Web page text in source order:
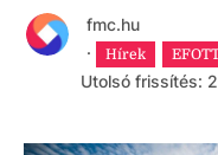
fmc.hu
·
Hírek
Utolsó frissítés: